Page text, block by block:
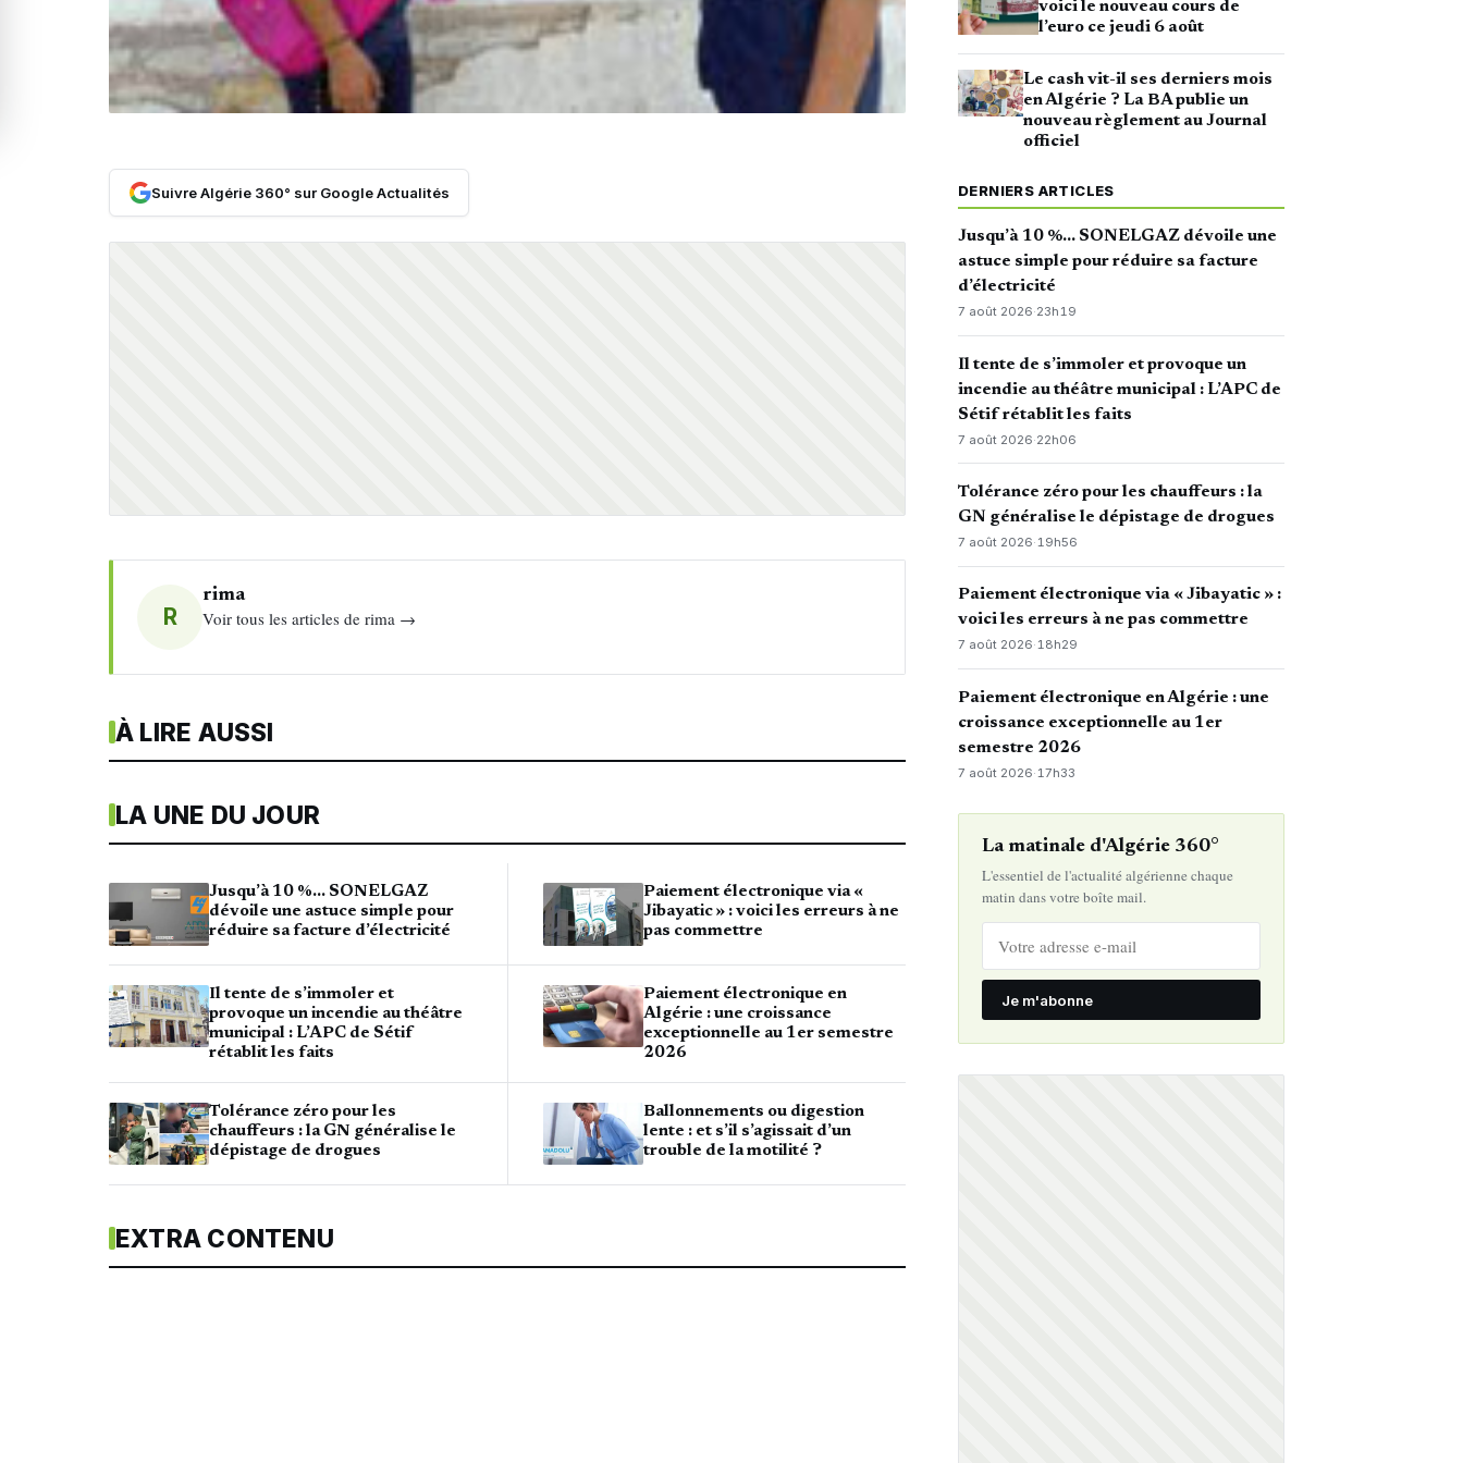
Suivre Algérie 360° sur Google Actualités
R
rima
Voir tous les articles de rima →
À LIRE AUSSI
LA UNE DU JOUR
Jusqu’à 10 %… SONELGAZ
dévoile une astuce simple pour
réduire sa facture d’électricité
Il tente de s’immoler et
provoque un incendie au théâtre
municipal : L’APC de Sétif
rétablit les faits
Tolérance zéro pour les
chauffeurs : la GN généralise le
dépistage de drogues
Paiement électronique via «
Jibayatic » : voici les erreurs à ne
pas commettre
Paiement électronique en
Algérie : une croissance
exceptionnelle au 1er semestre
2026
Ballonnements ou digestion
lente : et s’il s’agissait d’un
trouble de la motilité ?
EXTRA CONTENU
voici le nouveau cours de
l’euro ce jeudi 6 août
Le cash vit-il ses derniers mois
en Algérie ? La BA publie un
nouveau règlement au Journal
officiel
DERNIERS ARTICLES
Jusqu’à 10 %… SONELGAZ dévoile une
astuce simple pour réduire sa facture
d’électricité
7 août 2026·23h19
Il tente de s’immoler et provoque un
incendie au théâtre municipal : L’APC de
Sétif rétablit les faits
7 août 2026·22h06
Tolérance zéro pour les chauffeurs : la
GN généralise le dépistage de drogues
7 août 2026·19h56
Paiement électronique via « Jibayatic » :
voici les erreurs à ne pas commettre
7 août 2026·18h29
Paiement électronique en Algérie : une
croissance exceptionnelle au 1er
semestre 2026
7 août 2026· 17h33
La matinale d'Algérie 360°
L'essentiel de l'actualité algérienne chaque
matin dans votre boîte mail.
Je m'abonne